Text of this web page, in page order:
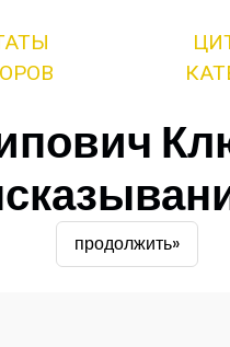
продолжить»